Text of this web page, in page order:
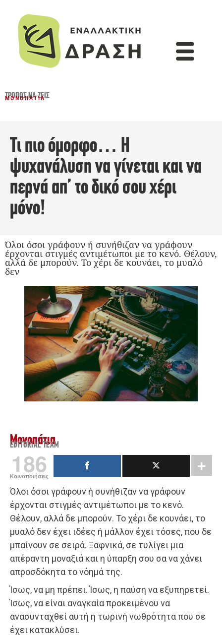
ΤΡΌΠΟΣ ΝΑ ΖΕΙΣ
ΜΟΝΟΠΆΤΙΑ
Τι πιο όμορφο… Η
ψυχανάλυση να γίνεται και να
περνά απ’ το δικό σου χέρι
μόνο!
Όλοι όσοι γράφουν ή συνήθιζαν να γράφουν
έρχονται στιγμές αντιμέτωποι με το κενό. Θέλουν,
αλλά δε μπορούν. Το χέρι δε κουνάει, το μυαλό
δεν
Μονοπάτια
EDITORIAL TEAM
186
Κοινοποιήσεις
Όλοι όσοι γράφουν ή συνήθιζαν να γράφουν
έρχονται στιγμές αντιμέτωποι με το κενό.
Θέλουν, αλλά δε μπορούν. Το χέρι δε κουνάει, το
μυαλό δεν έχει ιδέες ή μάλλον έχει τόσες, που δε
μπαίνουν σε σειρά. Ξαφνικά, σε τυλίγει μια
απέραντη μοναξιά και η ύπαρξη σου σα να χάνει
απροσδόκητα το νόημά της.
Ίσως, να μη πρέπει. Ίσως, η παύση να εξυπηρετεί.
Ίσως, να είναι αναγκαία προκειμένου να
ανασυνταχθεί αυτή η τωρινή νωθρότητα που σε
έχει κατακλύσει.